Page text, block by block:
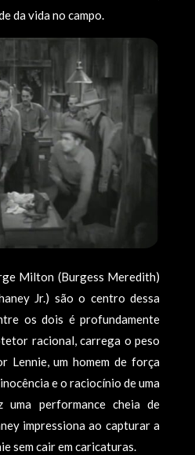
da vida no campo.
Milton (Burgess Meredith)
Jr.) são o centro dessa
os dois é profundamente
racional, carrega o peso
Lennie, um homem de força
e o raciocínio de uma
uma performance cheia de
impressiona ao capturar a
sem cair em caricaturas.